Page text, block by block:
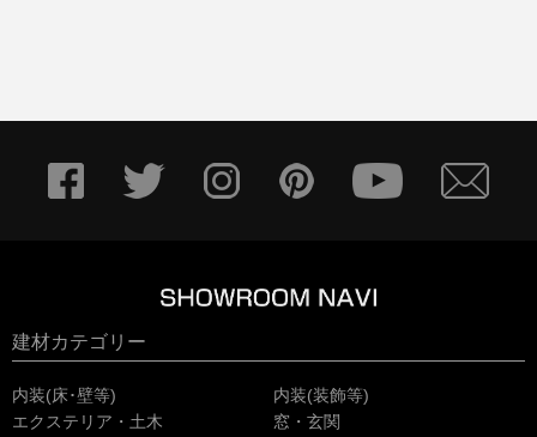
建材カテゴリー
内装(床･壁等)
内装(装飾等)
エクステリア・土木
窓・玄関